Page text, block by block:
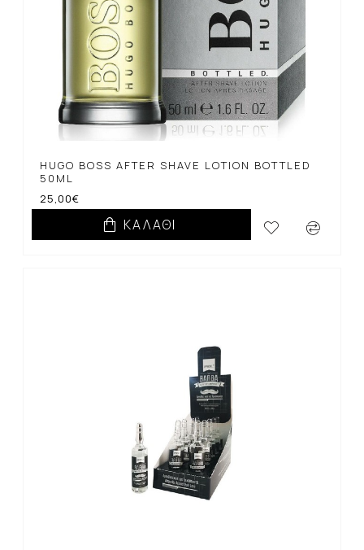
HUGO BOSS AFTER SHAVE LOTION BOTTLED
50ML
25,00€
ΚΑΛΆΘΙ